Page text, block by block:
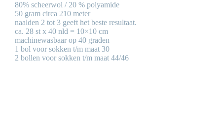
80% scheerwol / 20 % polyamide
50 gram circa 210 meter
naalden 2 tot 3 geeft het beste resultaat.
ca. 28 st x 40 nld = 10×10 cm
machinewasbaar op 40 graden
1 bol voor sokken t/m maat 30
2 bollen voor sokken t/m maat 44/46